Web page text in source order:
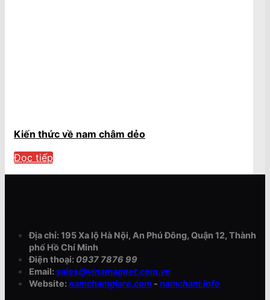
Kiến thức về nam châm dẻo
Đọc tiếp
Địa chỉ: 195 Xa lộ Hà Nội, An Phú Đông, Quận 12, Thành
phố Hồ Chí Minh
Điện thoại: 0937 7876 99
Email:sales@vinamagnet.com.vn
Website:namchamgiare.com - namcham.info